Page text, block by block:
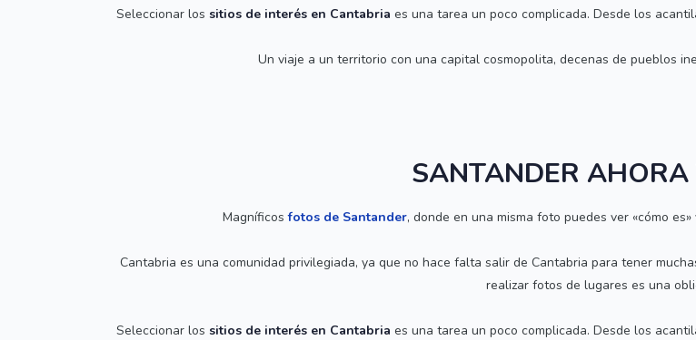
Seleccionar los sitios de interés en Cantabria es una tarea un poco complicada. Desde los
Un viaje a un territorio con una capital cosmopolita, decenas de pueblos
SANTANDER AHORA
Magníficosfotos de Santander, donde en una misma foto puedes ver «cómo
Cantabria es una comunidad privilegiada, ya que no hace falta salir de Cantabria para tener
realizar fotos de lugares es una
Seleccionar los sitios de interés en Cantabria es una tarea un poco complicada. Desde los